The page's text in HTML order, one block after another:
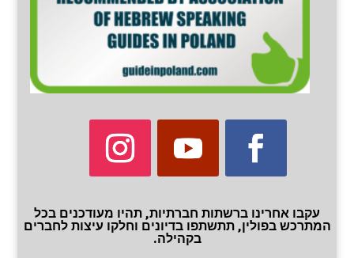
עקבו אחרינו ברשתות חברתיות, תהיו מעודכנים בכל
המתרכש בפולין, תתשתפו בדיונים וחלקו עיצות לחברים
בקהילה.